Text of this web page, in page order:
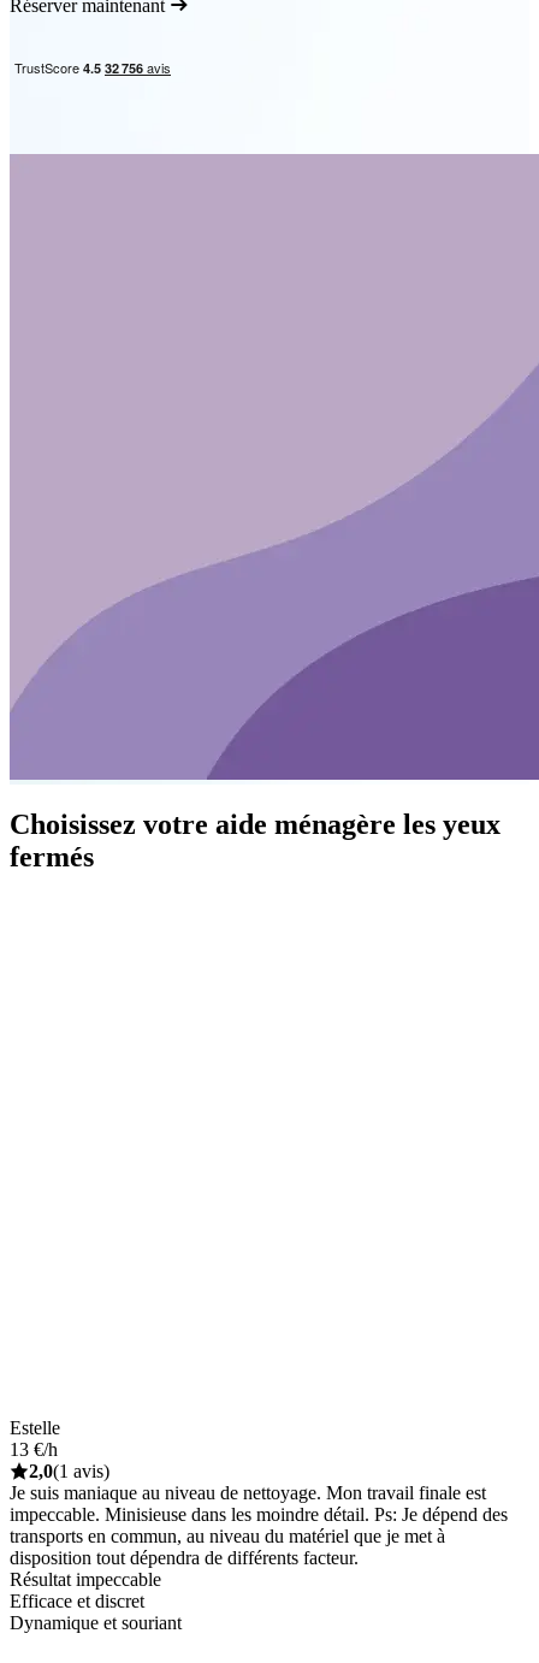
Réserver maintenant
Choisissez votre aide ménagère les yeux
fermés
Estelle
13 €/h
2,0(1 avis)
Je suis maniaque au niveau de nettoyage. Mon travail finale est
impeccable. Minisieuse dans les moindre détail. Ps: Je dépend des
transports en commun, au niveau du matériel que je met à
disposition tout dépendra de différents facteur.
Résultat impeccable
Efficace et discret
Dynamique et souriant